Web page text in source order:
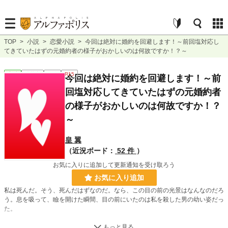
TOP > 小説 > 恋愛小説 > 今回は絶対に婚約を回避します！～前回塩対応し
てきていたはずの元婚約者の様子がおかしいのは何故ですか！？～
恋愛 連載中 短編 R15
今回は絶対に婚約を回避します！～前
回塩対応してきていたはずの元婚約者
の様子がおかしいのは何故ですか！？
～
皇 翼
（近況ボード： 52 件 ）
お気に入りに追加して更新通知を受け取ろう
お気に入り追加
私は死んだ。そう、死んだはずなのだ。なら、この目の前の光景はなんなのだろ
う。息を吸って、瞼を開けた瞬間、目の前にいたのは私を殺した男の幼い姿だっ
た。